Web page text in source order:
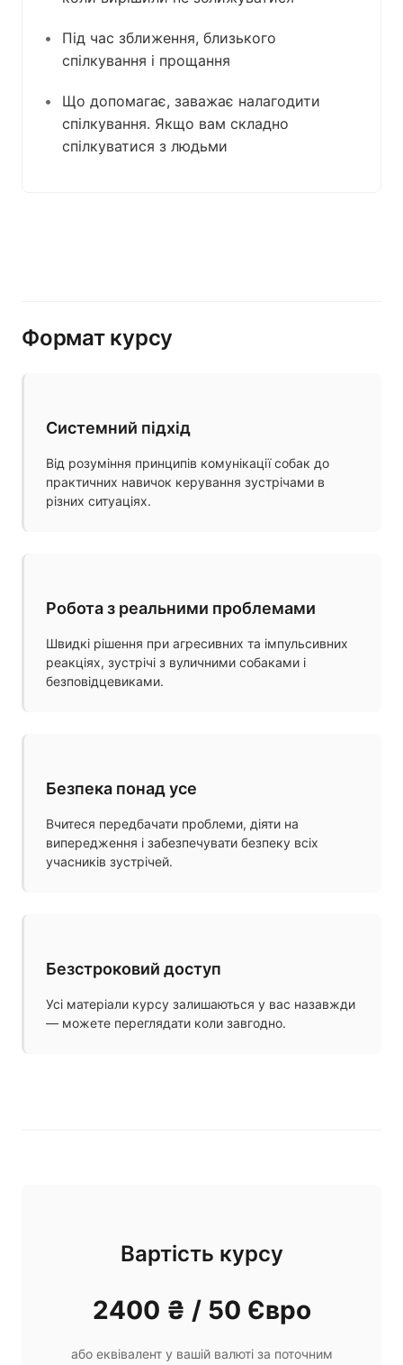
Під час зближення, близького
спілкування і прощання
Що допомагає, заважає налагодити
спілкування. Якщо вам складно
спілкуватися з людьми
Формат курсу
Системний підхід
Від розуміння принципів комунікації собак до
практичних навичок керування зустрічами в
різних ситуаціях.
Робота з реальними проблемами
Швидкі рішення при агресивних та імпульсивних
реакціях, зустрічі з вуличними собаками і
безповідцевиками.
Безпека понад усе
Вчитеся передбачати проблеми, діяти на
випередження і забезпечувати безпеку всіх
учасників зустрічей.
Безстроковий доступ
Усі матеріали курсу залишаються у вас назавжди
— можете переглядати коли завгодно.
Вартість курсу
2400 ₴ / 50 Євро
або еквівалент у вашій валюті за поточним